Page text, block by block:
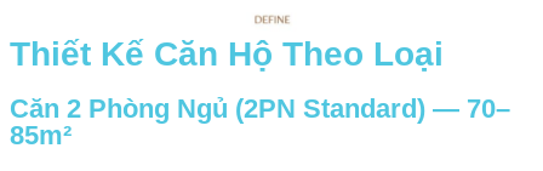
Thiết Kế Căn Hộ Theo Loại
Căn 2 Phòng Ngủ (2PN Standard) — 70–
85m²